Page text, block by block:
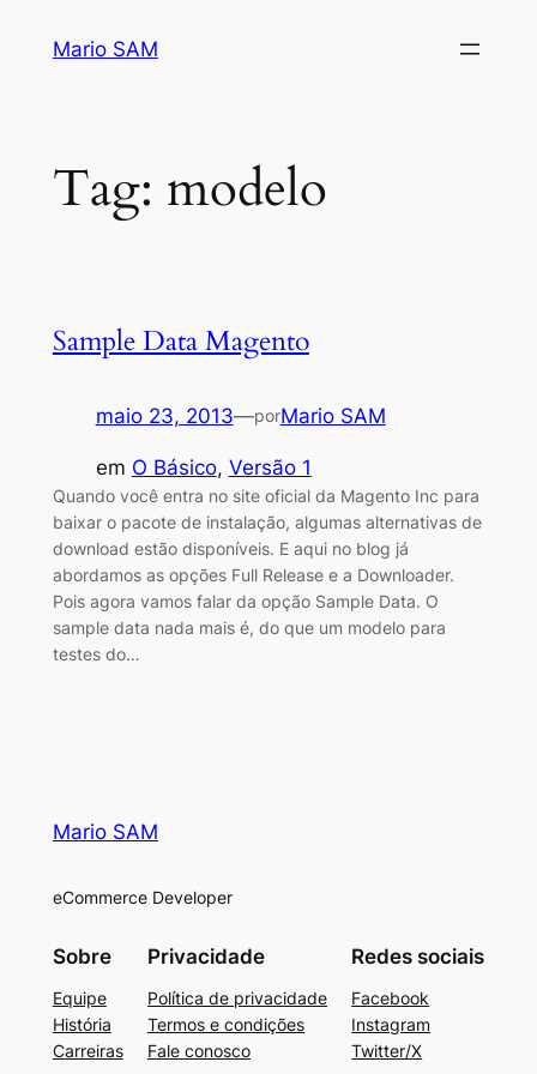
Mario SAM
Tag: modelo
Sample Data Magento
maio 23, 2013—porMario SAM
em O Básico, Versão 1
Quando você entra no site oficial da Magento Inc para
baixar o pacote de instalação, algumas alternativas de
download estão disponíveis. E aqui no blog já
abordamos as opções Full Release e a Downloader.
Pois agora vamos falar da opção Sample Data. O
sample data nada mais é, do que um modelo para
testes do…
Mario SAM
eCommerce Developer
Sobre
Equipe
História
Carreiras
Privacidade
Política de privacidade
Termos e condições
Fale conosco
Redes sociais
Facebook
Instagram
Twitter/X